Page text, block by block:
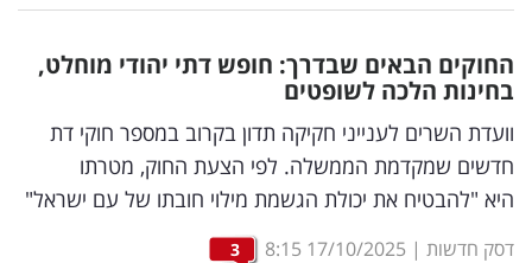
דיגיטל
וטק
שיווק
ופרסום
החוקים הבאים שבדרך: חופש דתי יהודי מוחלט,
בחינות הלכה לשופטים
וועדת השרים לענייני חקיקה תדון בקרוב במספר חוקי דת
חדשים שמקדמת הממשלה. לפי הצעת החוק, מטרתו
היא "להבטיח את יכולת הגשמת מילוי חובתו של עם ישראל"
דסק חדשות |
17/10/2025
8:15
3